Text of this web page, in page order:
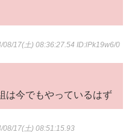
08/17(土) 08:36:27.54 ID:lPk19w6/0
は今でもやっているはず
08/17(土) 08:51:15.93